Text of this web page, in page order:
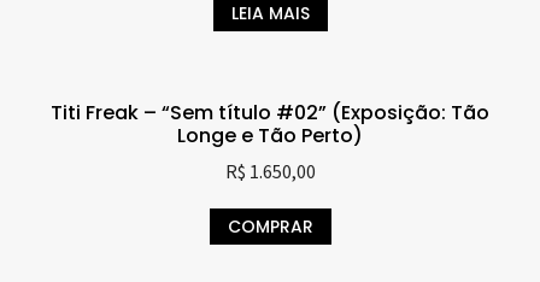
LEIA MAIS
Titi Freak – “Sem título #02” (Exposição: Tão
Longe e Tão Perto)
R$ 1.650,00
COMPRAR